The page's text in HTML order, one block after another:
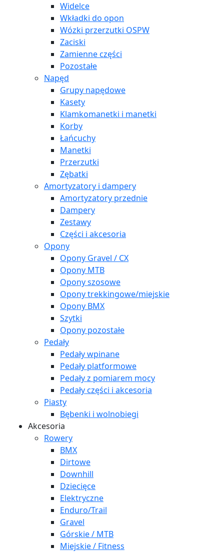
Widelce
Wkładki do opon
Wózki przerzutki OSPW
Zaciski
Zamienne części
Pozostałe
Napęd
Grupy napędowe
Kasety
Klamkomanetki i manetki
Korby
Łańcuchy
Manetki
Przerzutki
Zębatki
Amortyzatory i dampery
Amortyzatory przednie
Dampery
Zestawy
Części i akcesoria
Opony
Opony Gravel / CX
Opony MTB
Opony szosowe
Opony trekkingowe/miejskie
Opony BMX
Szytki
Opony pozostałe
Pedały
Pedały wpinane
Pedały platformowe
Pedały z pomiarem mocy
Pedały części i akcesoria
Piasty
Bębenki i wolnobiegi
Akcesoria
Rowery
BMX
Dirtowe
Downhill
Dziecięce
Elektryczne
Enduro/Trail
Gravel
Górskie / MTB
Miejskie / Fitness